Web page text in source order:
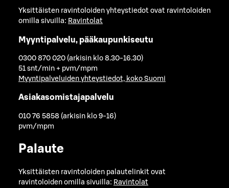
Yksittäisten ravintoloiden yhteystiedot ovat ravintoloiden
omilla sivuilla: Ravintolat
Myyntipalvelu, pääkaupunkiseutu
0300 870 020 (arkisin klo 8.30-16.30)
51 snt/min + pvm/mpm
Myyntipalveluiden yhteystiedot, koko Suomi
Asiakasomistajapalvelu
010 76 5858 (arkisin klo 9-16)
pvm/mpm
Palaute
Yksittäisten ravintoloiden palautelinkit ovat
ravintoloiden omilla sivuilla: Ravintolat